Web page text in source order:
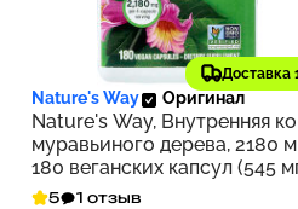
Доставка
1 688 ₽
Nature's Way Оригинал
Nature's Way, Внутренняя
муравьиного дерева, 2180
180 веганских капсул (545
на капсулу)
5 1 отзыв